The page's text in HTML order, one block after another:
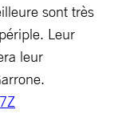
sont très
Leur
leur